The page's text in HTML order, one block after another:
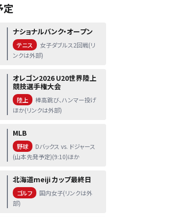
定
ナショナルバンク・オープン
テニス
女子ダブルス2回戦(リ
ンクは外部)
オレゴン2026 U20世界陸上
競技選手権大会
陸上
棒高跳び、ハンマー投げ
ほか(リンクは外部)
MLB
野球
Dバックス vs. ドジャース
(山本先発予定)(9:10)ほか
北海道meiji カップ最終日
ゴルフ
国内女子(リンクは外
部)